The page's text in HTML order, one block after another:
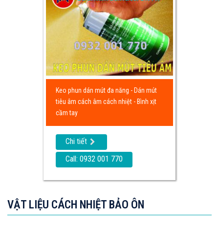
Keo phun dán mút đa năng - Dán mút
tiêu âm cách âm cách nhiệt - Bình xịt
cầm tay
Chi tiết
Call: 0932 001 770
VẬT LIỆU CÁCH NHIỆT BẢO ÔN